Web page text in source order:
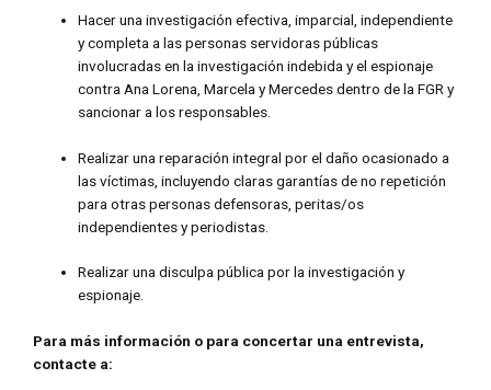
Hacer una investigación efectiva, imparcial, independiente
y completa a las personas servidoras públicas
involucradas en la investigación indebida y el espionaje
contra Ana Lorena, Marcela y Mercedes dentro de la FGR y
sancionar a los responsables.
Realizar una reparación integral por el daño ocasionado a
las víctimas, incluyendo claras garantías de no repetición
para otras personas defensoras, peritas/os
independientes y periodistas.
Realizar una disculpa pública por la investigación y
espionaje.
Para más información o para concertar una entrevista,
contacte a: